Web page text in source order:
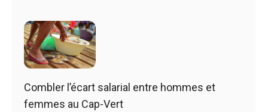
Combler l’écart salarial entre hommes et
femmes au Cap-Vert